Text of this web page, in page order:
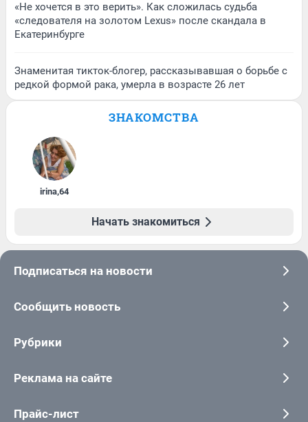
«Не хочется в это верить». Как сложилась судьба
«следователя на золотом Lexus» после скандала в
Екатеринбурге
Знаменитая тикток-блогер, рассказывавшая о борьбе с
редкой формой рака, умерла в возрасте 26 лет
ЗНАКОМСТВА
irina,64
Начать знакомиться
Подписаться на новости
Сообщить новость
Рубрики
Реклама на сайте
Прайс-лист